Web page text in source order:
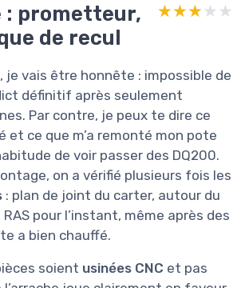
: prometteur,
de recul
★★★★★
★★★★★
, je vais être honnête : impossible de
définitif après seulement
Par contre, je peux te dire ce
et ce que m’a remonté mon pote
de voir passer des DQ200.
on a vérifié plusieurs fois les
: plan de joint du carter, autour du
pour l’instant, même après des
a bien chauffé.
soient usinées CNC et pas